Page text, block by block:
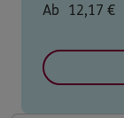
Ab 12,17 €